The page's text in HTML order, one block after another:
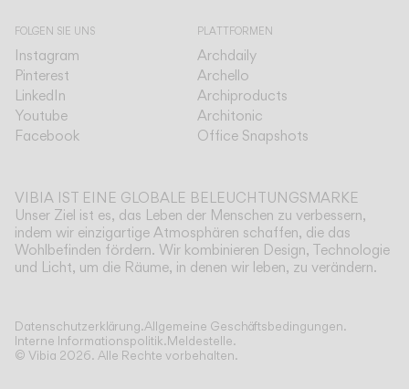
Mehr anzeigen
Anwendung STEH UND TISCHLEUCHTEN
Wählen Sie Ihr Offset
FOLGEN SIE UNS
Instagram
Pinterest
LinkedIn
Youtube
Facebook
PLATTFORMEN
Archdaily
Archello
Archiproducts
Architonic
Office Snapshots
VIBIA IST EINE GLOBALE BELEUCHTUNGSMARKE
Unser Ziel ist es, das Leben der Menschen zu verbessern,
indem wir einzigartige Atmosphären schaffen, die das
Wohlbefinden fördern. Wir kombinieren Design, Technologie
und Licht, um die Räume, in denen wir leben, zu verändern.
Datenschutzerklärung.Allgemeine Geschäftsbedingungen.
Interne Informationspolitik.Meldestelle.
© Vibia 2026. Alle Rechte vorbehalten.